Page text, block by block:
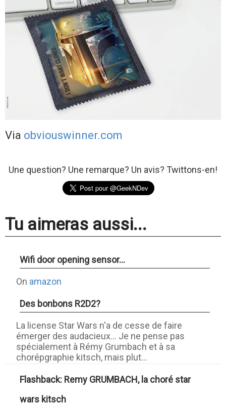
Via obviouswinner.com
Une question? Une remarque? Un avis? Twittons-en!
Tu aimeras aussi...
Wifi door opening sensor...
On amazon
Des bonbons R2D2?
La license Star Wars n'a de cesse de faire
émerger des audacieux... Je ne pense pas
spécialement à Rémy Grumbach et à sa
chorépgraphie kitsch, mais plut...
Flashback: Remy GRUMBACH, la choré star
wars kitsch